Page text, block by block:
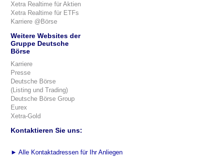
Xetra Realtime für Aktien
Xetra Realtime für ETFs
Karriere @Börse
Weitere Websites der
Gruppe Deutsche
Börse
Karriere
Presse
Deutsche Börse
(Listing und Trading)
Deutsche Börse Group
Eurex
Xetra-Gold
Kontaktieren Sie uns:
► Alle Kontaktadressen für Ihr Anliegen